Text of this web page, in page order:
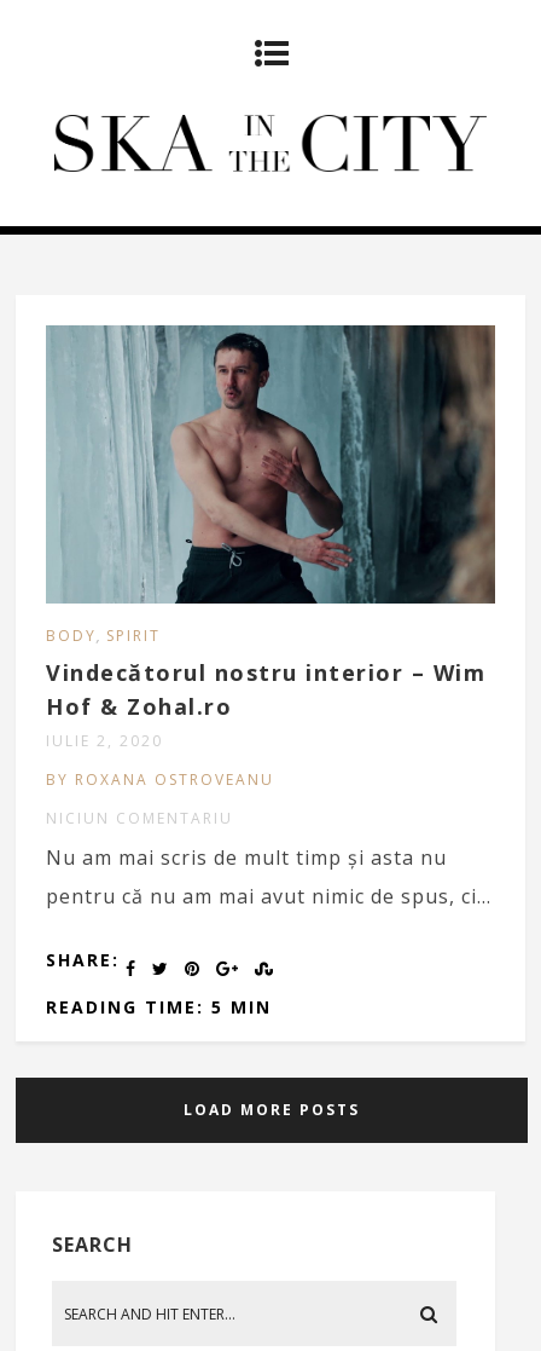
BODY, SPIRIT
Vindecătorul nostru interior – Wim
Hof & Zohal.ro
IULIE 2, 2020
BY ROXANA OSTROVEANU
NICIUN COMENTARIU
Nu am mai scris de mult timp și asta nu
pentru că nu am mai avut nimic de spus, ci…
SHARE:
READING TIME: 5 MIN
LOAD MORE POSTS
SEARCH